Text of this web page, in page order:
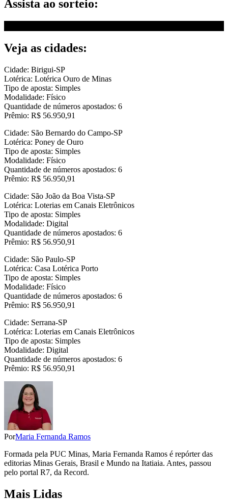
Assista ao sorteio:
Veja as cidades:
Cidade: Birigui-SP
Lotérica: Lotérica Ouro de Minas
Tipo de aposta: Simples
Modalidade: Físico
Quantidade de números apostados: 6
Prêmio: R$ 56.950,91
Cidade: São Bernardo do Campo-SP
Lotérica: Poney de Ouro
Tipo de aposta: Simples
Modalidade: Físico
Quantidade de números apostados: 6
Prêmio: R$ 56.950,91
Cidade: São João da Boa Vista-SP
Lotérica: Loterias em Canais Eletrônicos
Tipo de aposta: Simples
Modalidade: Digital
Quantidade de números apostados: 6
Prêmio: R$ 56.950,91
Cidade: São Paulo-SP
Lotérica: Casa Lotérica Porto
Tipo de aposta: Simples
Modalidade: Físico
Quantidade de números apostados: 6
Prêmio: R$ 56.950,91
Cidade: Serrana-SP
Lotérica: Loterias em Canais Eletrônicos
Tipo de aposta: Simples
Modalidade: Digital
Quantidade de números apostados: 6
Prêmio: R$ 56.950,91
PorMaria Fernanda Ramos
Formada pela PUC Minas, Maria Fernanda Ramos é repórter das
editorias Minas Gerais, Brasil e Mundo na Itatiaia. Antes, passou
pelo portal R7, da Record.
Mais Lidas